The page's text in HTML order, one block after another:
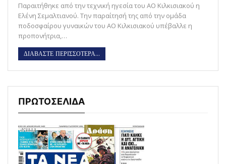
Παραιτήθηκε από την τεχνική ηγεσία του ΑΟ Κιλκισιακού η
Ελένη Σεμαλτιανού. Την παραίτησή της από την ομάδα
ποδοσφαίρου γυναικών του ΑΟ Κιλκισιακού υπέβαλλε η
προπονήτρια,…
ΔΙΑΒΑΣΤΕ ΠΕΡΙΣΣΟΤΕΡΑ...
ΠΡΩΤΟΣΕΛΙΔΑ